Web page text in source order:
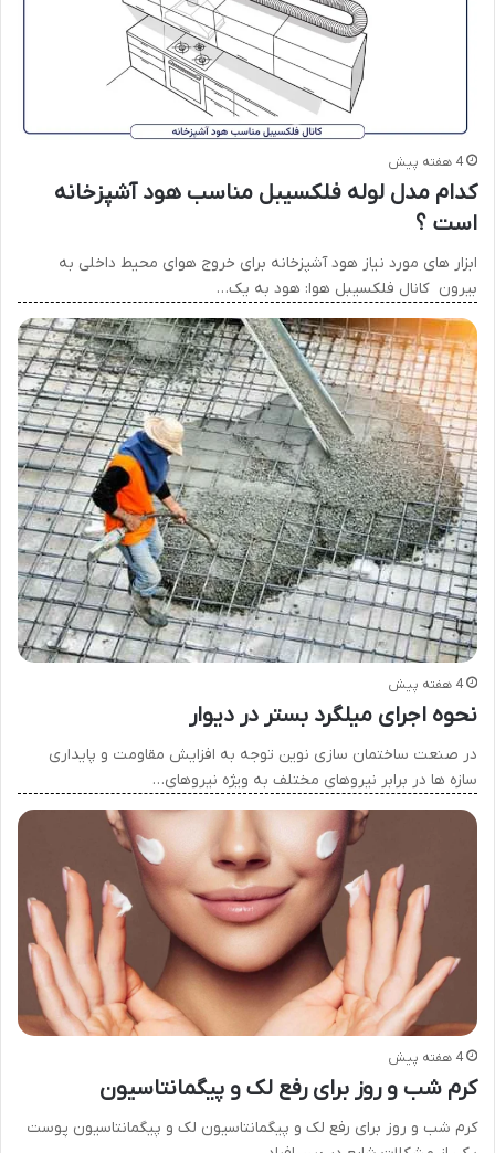
4 هفته پیش
کدام مدل لوله فلکسیبل مناسب هود آشپزخانه
است ؟
ابزار های مورد نیاز هود آشپزخانه برای خروج هوای محیط داخلی به
بیرون کانال فلکسیبل هوا: هود به یک…
4 هفته پیش
نحوه اجرای میلگرد بستر در دیوار
در صنعت ساختمان سازی نوین توجه به افزایش مقاومت و پایداری
سازه ها در برابر نیروهای مختلف به ویژه نیروهای…
4 هفته پیش
کرم شب و روز برای رفع لک و پیگمانتاسیون
کرم شب و روز برای رفع لک و پیگمانتاسیون لک و پیگمانتاسیون پوست